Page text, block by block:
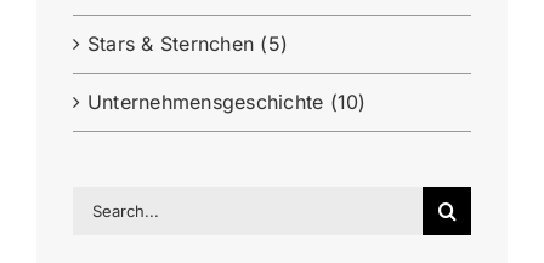
Stars & Sternchen (5)
Unternehmensgeschichte (10)
Search